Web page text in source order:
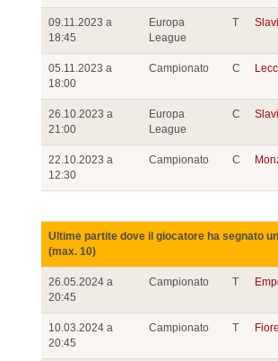
09.11.2023 a
18:45
Europa
League
T
05.11.2023 a
18:00
Campionato C
26.10.2023 a
21:00
Europa
League
C
22.10.2023 a
12:30
Campionato C
Ultime partite dove il giocatore ha segnato
(max. 10)
26.05.2024 a
20:45
Campionato T
10.03.2024 a
20:45
Campionato T